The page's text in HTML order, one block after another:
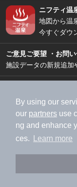
By using our
our partners use
ng and enhance
ces.
Learn more
ニフティ温
地図から温
今すぐダウ
ご意見ご要望 ・お問
施設データの新規追加
加盟店募
利用規約
特定商取引
運営会